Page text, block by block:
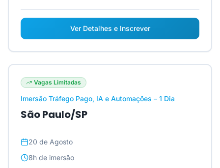
Ver Detalhes e Inscrever
Vagas Limitadas
Imersão Tráfego Pago, IA e Automações – 1 Dia
São Paulo/SP
20 de Agosto
8h de imersão